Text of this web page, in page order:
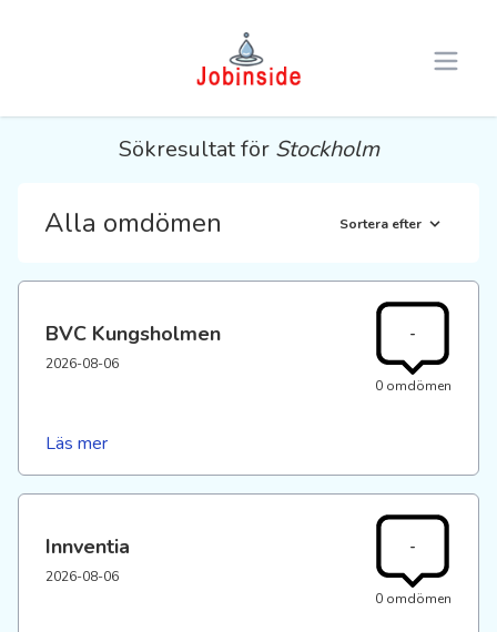
Open
Sökresultat för Stockholm
Alla omdömen Sortera efter
BVC Kungsholmen
2026-08-06
-
0 omdömen
Läs mer
Innventia
2026-08-06
-
0 omdömen